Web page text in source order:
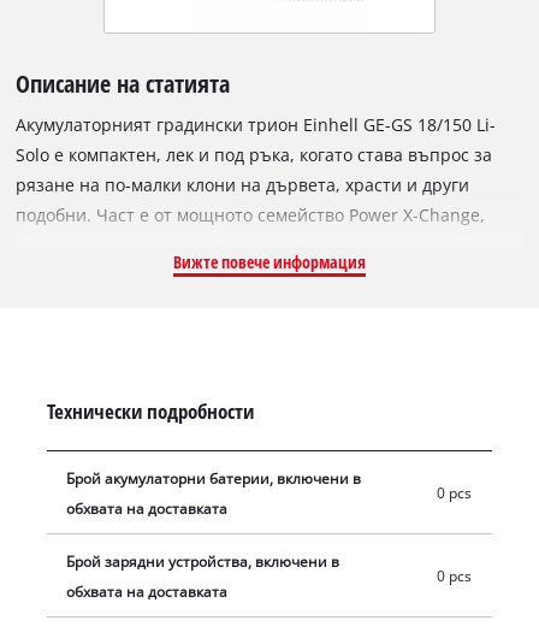
Описание на статията
Акумулаторният градински трион Einhell GE-GS 18/150 Li-
Solo е компактен, лек и под ръка, когато става въпрос за
рязане на по-малки клони на дървета, храсти и други
подобни. Част е от мощното семейство Power X-Change,
устройства могат гъвкаво да се комбинират. За да предпази
клони с дебелина до 10 см. Работи с 20 мм ход на ножа и
обороти между 1500 и 2800. За безопасно рязане с една
ръка, градинският трион има приставка за клони,
монтирана без инструменти, която осигурява по-добро
Може да се използва за рязане на клони с дебелина до
8 см, и дори по-високи клони могат да бъдат закачени и
Вижте повече информация
Технически подробности
Брой акумулаторни батерии, включени в
обхвата на доставката
0 pcs
Брой зарядни устройства, включени в
обхвата на доставката
0 pcs